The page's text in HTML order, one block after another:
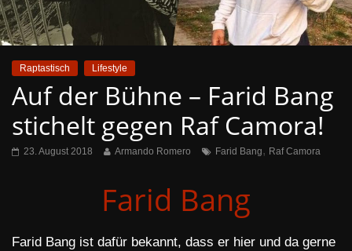
Raptastisch Lifestyle
Auf der Bühne – Farid Bang
stichelt gegen Raf Camora!
23. August 2018 Armando Romero Farid Bang, Raf Camora
Farid Bang
Farid Bang ist dafür bekannt, dass er hier und da gerne